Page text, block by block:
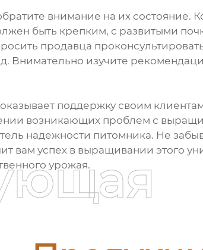
внимание на их состояние.
быть крепким, с развитыми
продавца
Внимательно изучите
поддержку своим
возникающих проблем с
надежности питомника. Не
вам успех в выращивании этого
урожая.